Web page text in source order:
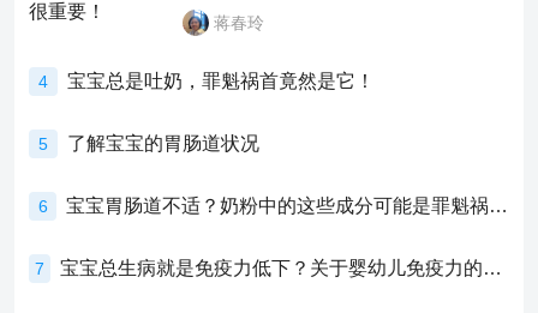
蒋春玲
4 宝宝总是吐奶，罪魁祸首竟然是它！
5 了解宝宝的胃肠道状况
6 宝宝胃肠道不适？奶粉中的这些成分可能是罪魁祸首！
7 宝宝总生病就是免疫力低下？关于婴幼儿免疫力的真相，家长必须了解！